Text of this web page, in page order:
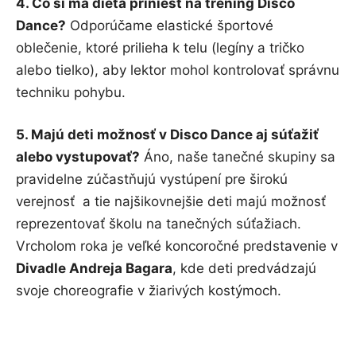
Dance? Odporúčame elastické športové
oblečenie, ktoré prilieha k telu (legíny a tričko
alebo tielko), aby lektor mohol kontrolovať správnu
techniku pohybu.
5. Majú deti možnosť v Disco Dance aj súťažiť
alebo vystupovať? Áno, naše tanečné skupiny sa
pravidelne zúčastňujú vystúpení pre širokú
verejnosť a tie najšikovnejšie deti majú možnosť
reprezentovať školu na tanečných súťažiach.
Vrcholom roka je veľké koncoročné predstavenie v
Divadle Andreja Bagara, kde deti predvádzajú
svoje choreografie v žiarivých kostýmoch.